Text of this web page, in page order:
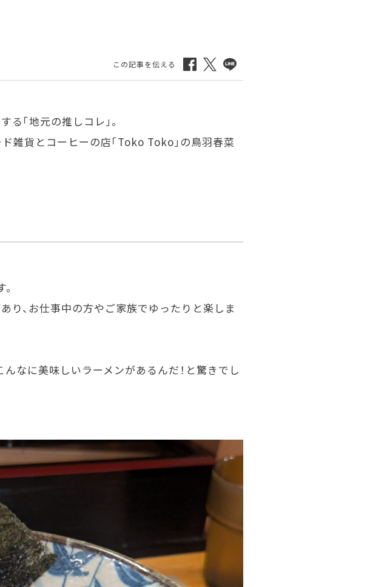
「地元の推しコレ」。
雑貨とコーヒーの店「Toko Toko」の鳥羽春菜
り、お仕事中の方やご家族でゆったりと楽しま
なに美味しいラーメンがあるんだ！と驚きでし